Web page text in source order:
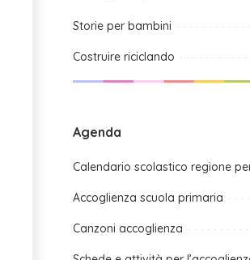
Storie per bambini
Costruire riciclando
Agenda
Calendario scolastico regione
Accoglienza scuola primaria
Canzoni accoglienza